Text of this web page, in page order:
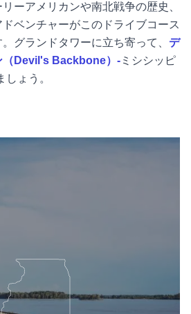
ーアメリカンや南北戦争の歴史、
ベンチャーがこのドライブコース
グランドタワーに立ち寄って、 デ
（Devil's Backbone）- ミシシッピ
しょう。